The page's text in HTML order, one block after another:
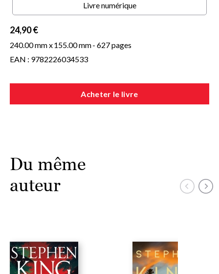
Livre numérique
24,90 €
240.00 mm x155.00 mm- 627 pages
EAN : 9782226034533
Acheter le livre
Du même
auteur